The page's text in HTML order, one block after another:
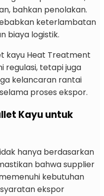
bahkan penolakan.
keterlambatan
biaya logistik.
kayu Heat Treatment
regulasi, tetapi juga
kelancaran rantai
proses ekspor.
Kayu untuk
hanya berdasarkan
bahwa supplier
kebutuhan
ekspor